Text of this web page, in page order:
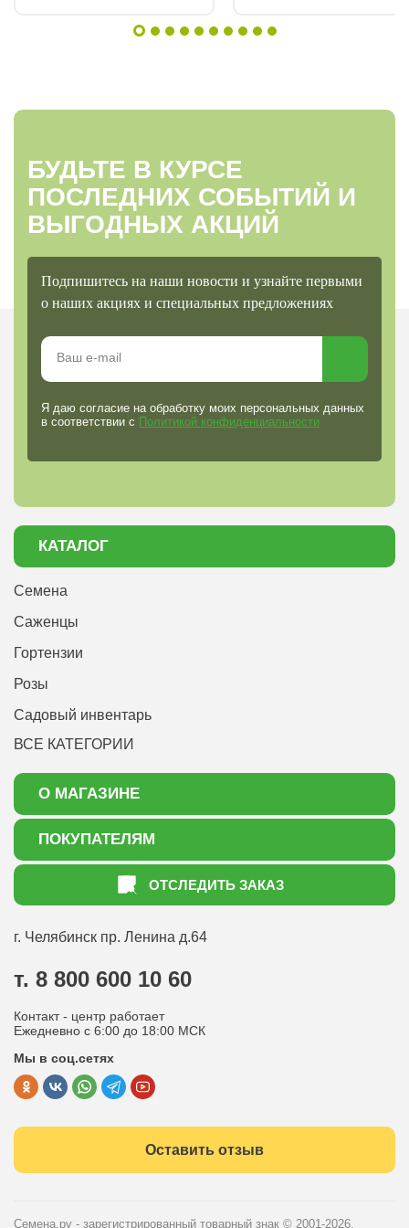
БУДЬТЕ В КУРСЕ
ПОСЛЕДНИХ СОБЫТИЙ И
ВЫГОДНЫХ АКЦИЙ
Подпишитесь на наши новости и узнайте первыми
о наших акциях и специальных предложениях
Я даю согласие на обработку моих персональных данных
в соответствии с Политикой конфиденциальности
КАТАЛОГ
Семена
Саженцы
Гортензии
Розы
Садовый инвентарь
ВСЕ КАТЕГОРИИ
О МАГАЗИНЕ
О нас
Акции
ПОКУПАТЕЛЯМ
Как оформить заказ
Статьи садоводу
Оптовым покупателям
Политика конфиденциальности
Публичная оферта
ОТСЛЕДИТЬ ЗАКАЗ
г. Челябинск пр. Ленина д.64
т. 8 800 600 10 60
Контакт - центр работает
Ежедневно с 6:00 до 18:00 МСК
Мы в соц.сетях
Оставить отзыв
Семена.ру - зарегистрированный товарный знак © 2001-2026.